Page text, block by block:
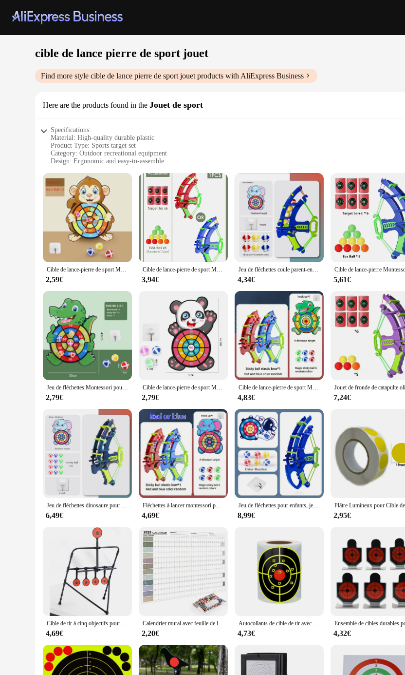
cible de lance pierre de sport jouet
Find more style cible de lance pierre de sport jouet products with AliExpress Business
Here are the products found in the Jouet de sport
Specifications:
Material: High-quality durable plastic
Product Type: Sports target set
Category: Outdoor recreational equipment
Design: Ergonomic and easy-to-assemble
Quantity: Available in sets for different skill levels
Features:
**Enhanced Training Experience**
The cible de lance pierre de sport jouet is a must-have for sports enthusiasts looking to enhance their training sessions.
more, this target set is crafted from robust plastic that withstands the rigors of repeated use. Its durability ensures that it
set's ergonomic design allows for easy assembly, making it a convenient addition to any training environment.
**Versatile and Adaptable**
Whether you're a professional athlete or a casual sportsman, this target set caters to your needs. Available in sets that vary in
The versatile nature of the cible de lance pierre de sport jouet makes it suitable for various training scenarios, from casual
be easily transported, making it an ideal choice for both indoor and outdoor training sessions.
**Optimized for Performance**
shots accurately. This feature is particularly beneficial for archers, as it aids in improving their aim and precision. The set's
continuous training without interruption. The cible de lance pierre de sport jouet is a testament to the perfect blend of
vendors alike.
Cible de lance-pierre de sport Montessori pour enfants, jeu de fléchettes collantes, jeux de société de basket-ball, jouet de plein air
2,59€
Cible de lance-pierre de sport Montessori pour enfants, jeu de fléchettes collantes, jeux de société de basket-ball, jouet de plein air
3,94€
Jeu de fléchettes coule parent-enfant, catapulte pour enfants, balle collante, arc cible, jouet bébé intérieur ventouses, jeu de fléchettes
4,34€ 5,61€
Jeu de fléchettes Montessori pour enfants, cible de fronde, balle collante, lancer de catapulte, jeu de sport, jeux de plein air pour enfants
2,79€
Cible de lance-pierre de sport Montessori pour enfants, jeu de fléchettes collantes, jeux de société de basket-ball, jouet de plein air
2,79€
Cible de lance-pierre de sport Montessori pour enfants, jeu de fléchettes collantes, jeux de société de basket-ball, jouet de plein air
4,83€ 7,24€
Jeu de fléchettes dinosaure pour enfants, arc de balle collante, cible éléphant dos, fronde pour enfants, flèche de jeu, ensemble de jouets d'extérieur
6,49€
Fléchettes à lancer montessori pour enfants, cible de fronde, balle collante, basket-ball, jeu de société, jouets de plein air, B343
4,69€
Jeu de fléchettes pour enfants, jeu de tir à la fronde, cible d'arc de balle collante, jeu de fléchettes d'animaux, jouets de fête, flèche intérieure et extérieure, cadeau de jouet
8,99€ 2,95€
Cible de tir à cinq objectifs pour enfants, pratique familiale, cadre BB, Cristal automatique, odorà air comprimé, pratique du tir
4,69€
Calendrier mural avec feuille de licence, grand format, kawaii, liste de tâches, liste de cibles, fournitures de bureau, 2025, 2024
2,20€
Autocollants de cible de tir avec impact structurels ent jaune, cibles réactives de 3 pouces pour pistolets Airsoft à granulés BB
4,73€ 4,32€